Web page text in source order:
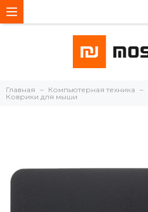
Главная Компьютерная техника
Коврики для мыши